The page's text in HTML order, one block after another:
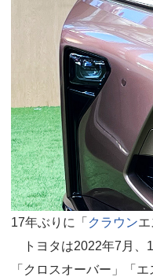
17年ぶりに「 クラウン
トヨタは2022年7月、
「クロスオーバー」「